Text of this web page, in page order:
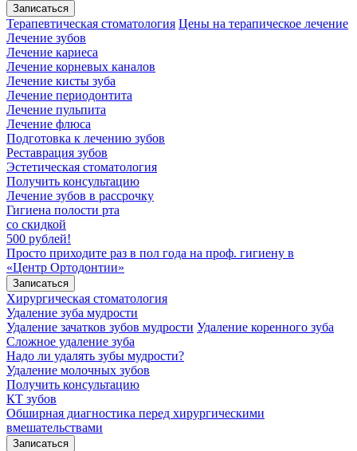
Записаться
Терапевтическая стоматология Цены на терапическое лечение
Лечение зубов
Лечение кариеса
Лечение корневых каналов
Лечение кисты зуба
Лечение периодонтита
Лечение пульпита
Лечение флюса
Подготовка к лечению зубов
Реставрация зубов
Эстетическая стоматология
Получить консультацию
Лечение зубов в рассрочку
Гигиена полости рта
со скидкой
500 рублей!
Просто приходите раз в пол года на проф. гигиену в
«Центр Ортодонтии»
Записаться
Хирургическая стоматология
Удаление зуба мудрости
Удаление зачатков зубов мудрости Удаление коренного зуба
Сложное удаление зуба
Надо ли удалять зубы мудрости?
Удаление молочных зубов
Получить консультацию
КТ зубов
Обширная диагностика перед хирургическими
вмешательствами
Записаться